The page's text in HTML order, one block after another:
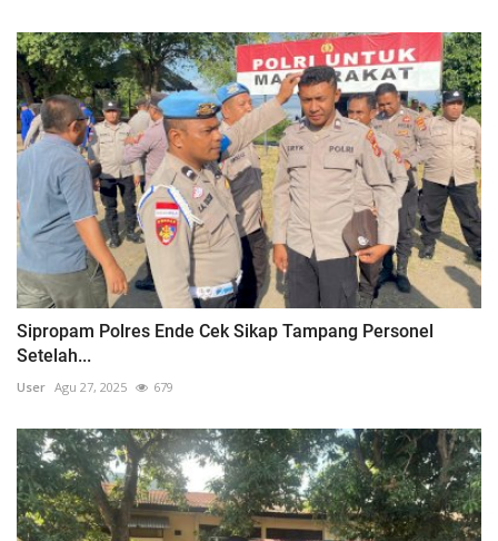
Sipropam Polres Ende Cek Sikap Tampang Personel
Setelah...
User Agu 27, 2025 679